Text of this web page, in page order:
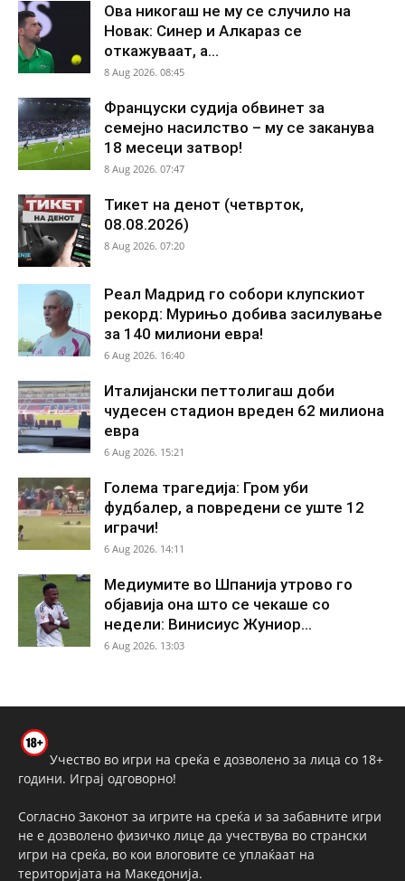
Ова никогаш не му се случило на
Новак: Синер и Алкараз се
откажуваат, а...
8 Aug 2026. 08:45
Француски судија обвинет за
семејно насилство – му се заканува
18 месеци затвор!
8 Aug 2026. 07:47
Тикет на денот (четврток,
08.08.2026)
8 Aug 2026. 07:20
Реал Мадрид го собори клупскиот
рекорд: Мурињо добива засилување
за 140 милиони евра!
6 Aug 2026. 16:40
Италијански петтолигаш доби
чудесен стадион вреден 62 милиона
евра
6 Aug 2026. 15:21
Голема трагедија: Гром уби
фудбалер, а повредени се уште 12
играчи!
6 Aug 2026. 14:11
Медиумите во Шпанија утрово го
објавија она што се чекаше со
недели: Винисиус Жуниор...
6 Aug 2026. 13:03
Учество во игри на среќа е дозволено за лица со 18+
години. Играј одговорно!
Согласно Законот за игрите на среќа и за забавните игри
не е дозволено физичко лице да учествува во странски
игри на среќа, во кои влоговите се уплаќаат на
територијата на Македонија.